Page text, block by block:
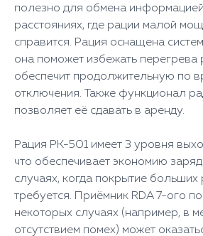
полезно для обмена
расстояниях, где рации малой
справится. Рация оснащена
она поможет избежать перегрева
обеспечит продолжительную по
отключения. Также функционал
позволяет её сдавать в аренду.
Рация РК-501 имеет 3 уровня
что обеспечивает экономию
случаях, когда покрытие больших
требуется. Приёмник RDA 7-ого
некоторых случаях (например, в
отсутствием помех) может